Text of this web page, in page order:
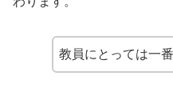
教員にとっては一